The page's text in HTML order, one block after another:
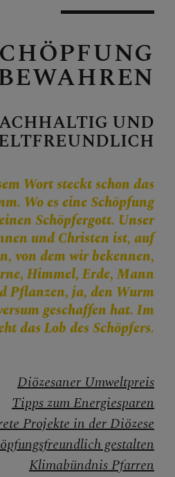
Prozess
UND
Wort steckt schon das
Wo es eine Schöpfung
Schöpfergott. Unser
und Christen ist, auf
von dem wir bekennen,
Himmel, Erde, Mann
Pflanzen, ja, den Wurm
geschaffen hat. Im
das Lob des Schöpfers.
Diözesaner Umweltpreis
Tipps zum Energiesparen
Projekte in der Diözese
gestalten
Klimabündnis Pfarren